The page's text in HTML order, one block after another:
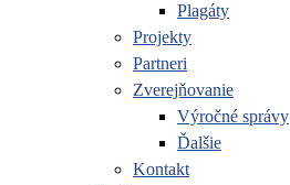
Plagáty
Projekty
Partneri
Zverejňovanie
Výročné správy
Ďalšie
Kontakt